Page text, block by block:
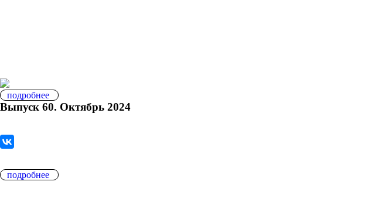
подробнее
Выпуск 60. Октябрь 2024
подробнее